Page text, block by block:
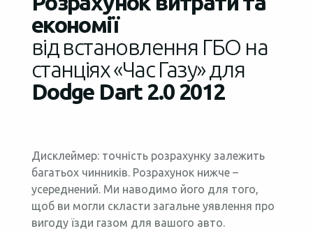
економії
від встановлення ГБО на
станціях «Час Газу» для
Dodge Dart 2.0 2012
Дисклеймер: точність розрахунку залежить
багатьох чинників. Розрахунок нижче –
усереднений. Ми наводимо його для того,
щоб ви могли скласти загальне уявлення про
вигоду їзди газом для вашого авто.